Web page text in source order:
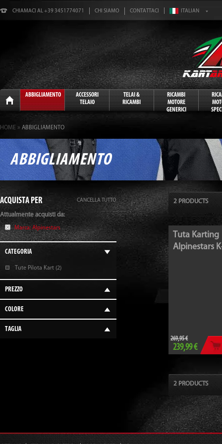
CHIAMACI AL +39 3451774071 CHI SIAMO CONTATTACI
Home
ABBIGLIAMENTO
ACCESSORI
TELAIO
TELAI &
RICAMBI
RICAMBI
MOTORE
GENERICI
HOME » ABBIGLIAMENTO
ABBIGLIAMENTO
2 PRODUCTS
Tuta Karting
Alpinestars
269,95 €
239,99 €
2 PRODUCTS
ACQUISTA PER CANCELLA TUTTO
Attualmente acquisti da:
Marca: Alpinestars
CATEGORIA
Tute Pilota Kart (2)
PREZZO
COLORE
TAGLIA